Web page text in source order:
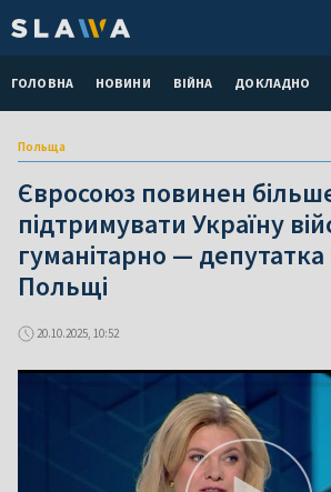
ГОЛОВНА НОВИНИ ВІЙНА ДОКЛАДНО
Польща
Євросоюз повинен
підтримувати Україну
гуманітарно —
Польщі
20.10.2025, 10:52